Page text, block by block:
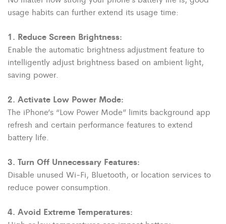
usage habits can further extend its usage time:
1. Reduce Screen Brightness:
Enable the automatic brightness adjustment feature to
intelligently adjust brightness based on ambient light,
saving power.
2. Activate Low Power Mode:
The iPhone’s “Low Power Mode” limits background app
refresh and certain performance features to extend
battery life.
3. Turn Off Unnecessary Features:
Disable unused Wi-Fi, Bluetooth, or location services to
reduce power consumption.
4. Avoid Extreme Temperatures: